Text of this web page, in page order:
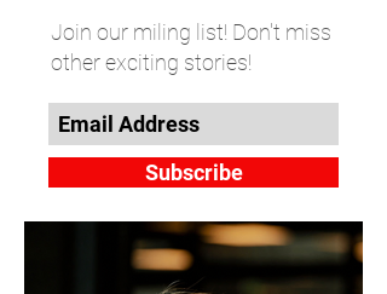
Join our miling list! Don't miss
other exciting stories!
Subscribe